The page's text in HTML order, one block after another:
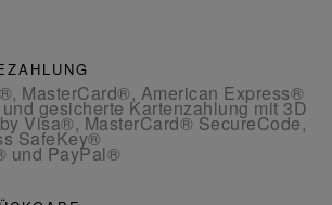
MasterCard®, American Express®
gesicherte Kartenzahlung mit 3D
Visa®, MasterCard® SecureCode,
SafeKey®
und PayPal®